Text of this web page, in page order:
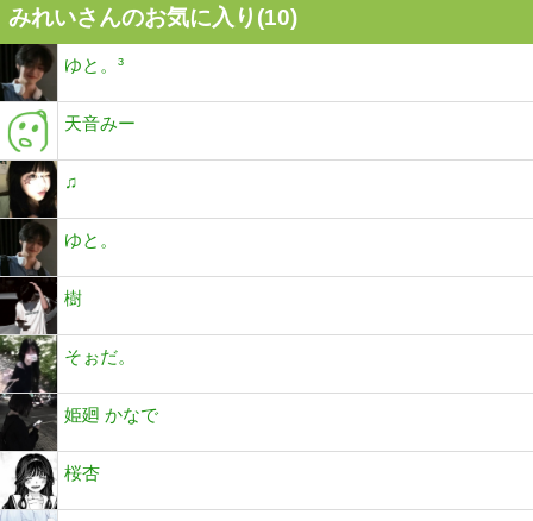
みれいさんのお気に入り(10)
ゆと。³
天音みー
♫
ゆと。
樹
そぉだ。
姫廻 かなで
桜杏